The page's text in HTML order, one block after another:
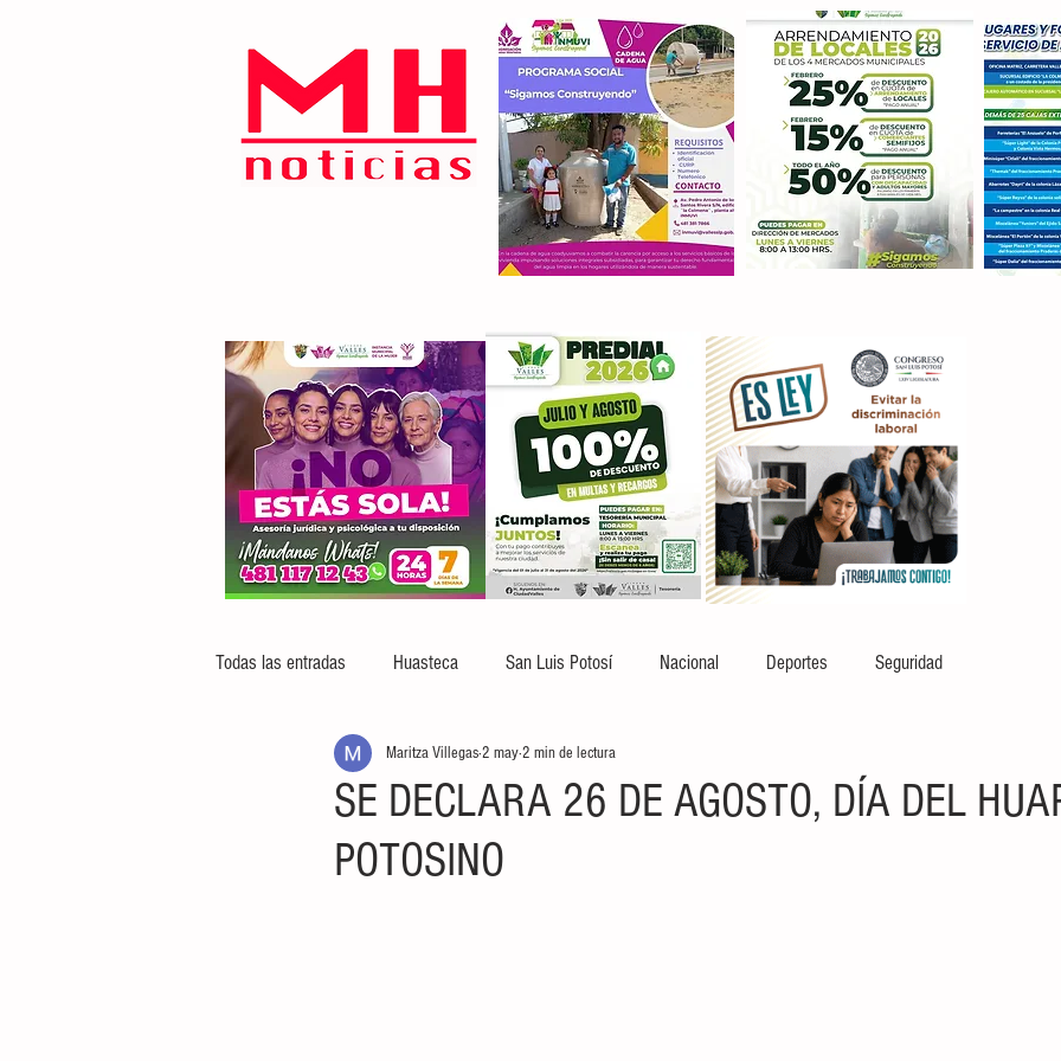
Todas las entradas Huasteca San Luis Potosí Nacional Deportes Seguridad
SE DECLARA 26 DE AGOSTO, DÍA DEL
POTOSINO
Maritza Villegas2 may2 min de lectura